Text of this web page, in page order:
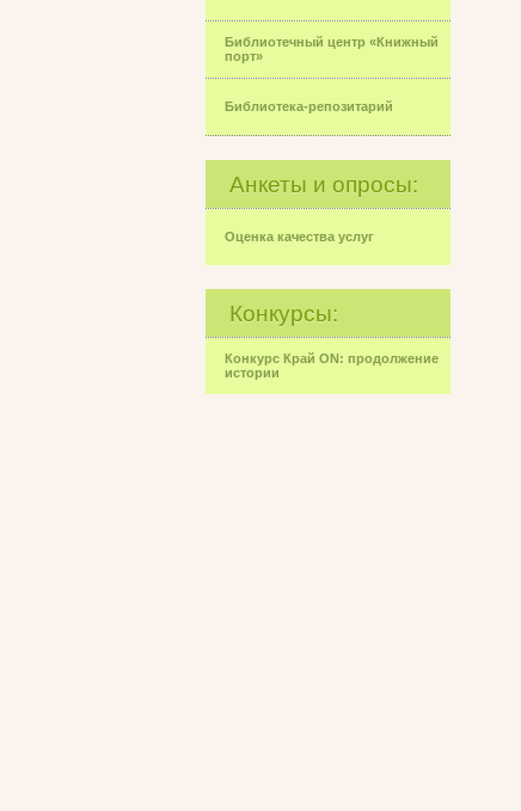
Библиотечный центр «Книжный
порт»
Библиотека-репозитарий
Анкеты и опросы:
Оценка качества услуг
Конкурсы:
Конкурс Край ON: продолжение
истории